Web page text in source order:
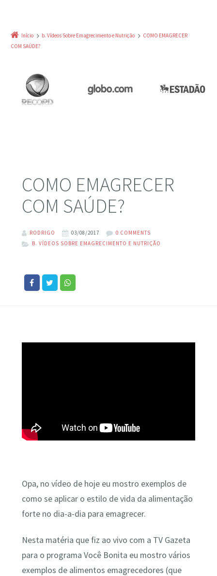
Início b. Vídeos Sobre Emagrecimento e Nutrição
COMO EMAGRECER
COM SAÚDE?
COMO EMAGRECER
COM SAÚDE?
RODRIGO 03/08/2017
0 COMMENTS
B. VÍDEOS SOBRE EMAGRECIMENTO E NUTRIÇÃO
Opa, no vídeo de hoje eu mostro exemplos de
como se aplicar o estilo de vida da alimentação
forte no dia-a-dia para emagrecer.
Nesta matéria que fiz ao vivo com a TV Gazeta
para o programa Você Bonita eu mostro vários
exemplos de alimentos emagrecedores (que